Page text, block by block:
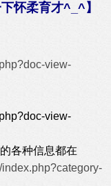
怀柔育才^_^】
view-
view-
各种信息都在